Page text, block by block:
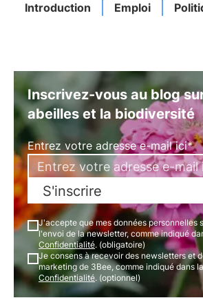
Introduction Emploi
Inscrivez-vous au blog
abeilles et la biodiversité
Entrez votre adresse e-mail ici*
S'inscrire
J'accepte que mes données personnelles
l'envoi de la newsletter, comme indiqué
Confidentialité. (obligatoire)
Je consens à recevoir des newsletters et
marketing de 3Bee, comme indiqué dans
Confidentialité. (optionnel)